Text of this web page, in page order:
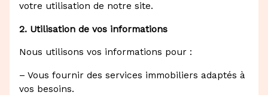
votre utilisation de notre site.
2. Utilisation de vos informations
Nous utilisons vos informations pour :
– Vous fournir des services immobiliers adaptés à
vos besoins.